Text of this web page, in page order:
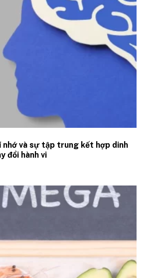
nhớ và sự tập trung kết hợp dinh
đổi hành vi